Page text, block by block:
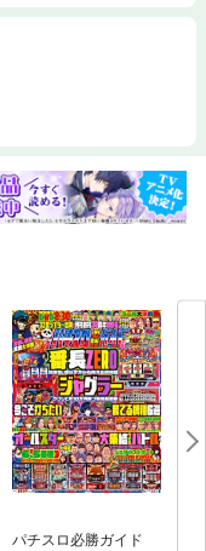
パチスロ必勝ガイド